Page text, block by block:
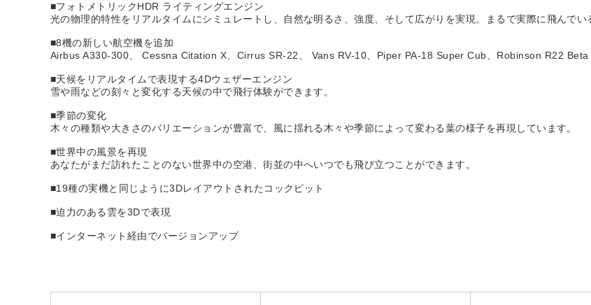
■フォトメトリックHDR ライティングエンジン
光の物理的特性をリアルタイムにシミュレートし、自然な明るさ、強度、そして広がりを実現。まるで実際に飛んでい
■8機の新しい航空機を追加
Airbus A330-300、 Cessna Citation X、Cirrus SR-22、 Vans RV-10、Piper PA-18 Super Cub、Robinson R22
■天候をリアルタイムで表現する4Dウェザーエンジン
雪や雨などの刻々と変化する天候の中で飛行体験ができます。
■季節の変化
木々の種類や大きさのバリエーションが豊富で、風に揺れる木々や季節によって変わる葉の様子を再現しています。
■世界中の風景を再現
あなたがまだ訪れたことのない世界中の空港、街並の中へいつでも飛び立つことができます。
■19種の実機と同じように3Dレイアウトされたコックピット
■迫力のある雲を3Dで表現
■インターネット経由でバージョンアップ